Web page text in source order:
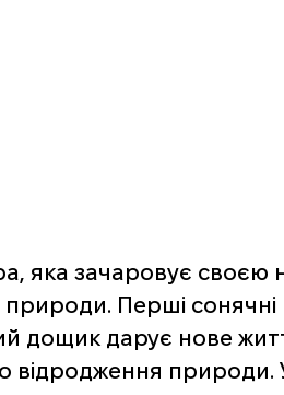
яка зачаровує своєю
Перші сонячні
дощик дарує нове
відродження